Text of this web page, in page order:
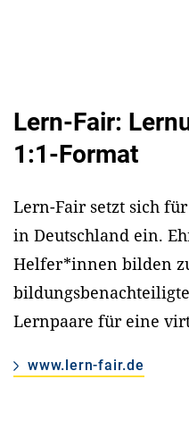
Lern-Fair:
1:1-Format
Lern-Fair setzt sich
in Deutschland ein.
Helfer*innen bilden
Lernpaare für eine
www.lern-fair.de